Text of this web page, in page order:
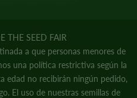
THE SEED FAIR
a que personas menores de
una política restrictiva según la
edad no recibirán ningún pedido,
El uso de nuestras semillas de